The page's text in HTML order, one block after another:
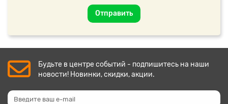
Отправить
Будьте в центре событий - подпишитесь на наши
новости! Новинки, скидки, акции.